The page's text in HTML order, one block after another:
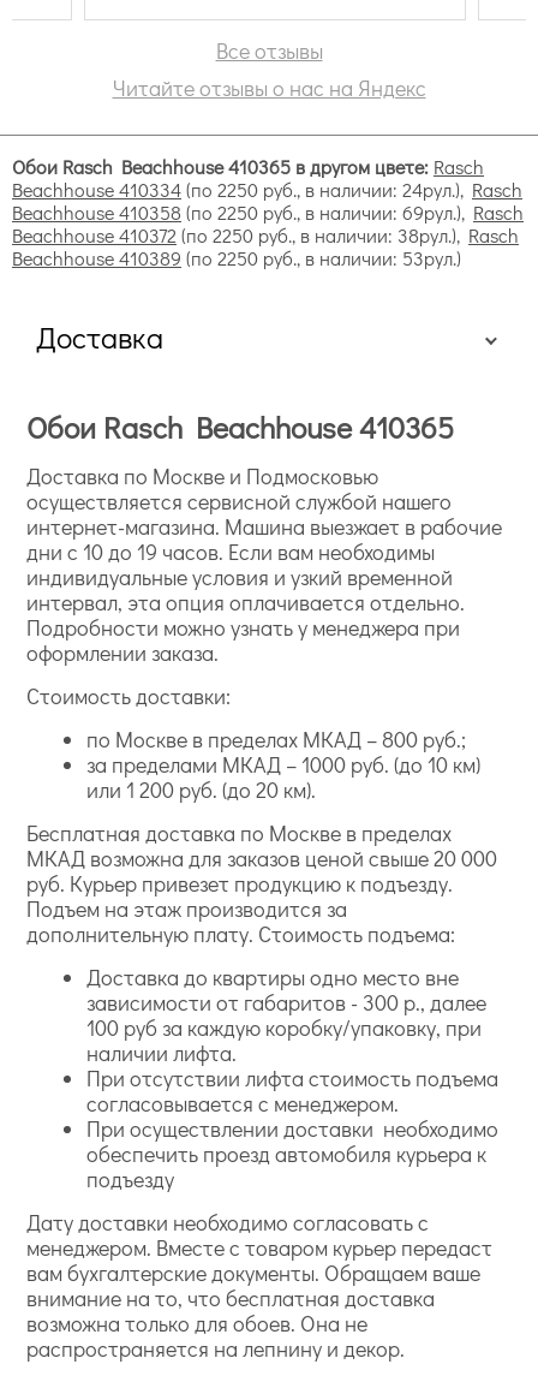
Все отзывы
Читайте отзывы о нас на Яндекс
Обои Rasch Beachhouse 410365 в другом цвете: Rasch
Beachhouse 410334(по 2250 руб., в наличии: 24рул.), Rasch
Beachhouse 410358 (по 2250 руб., в наличии: 69рул.), Rasch
Beachhouse 410372 (по 2250 руб., в наличии: 38рул.), Rasch
Beachhouse 410389 (по 2250 руб., в наличии: 53рул.)
Доставка
Обои Rasch Beachhouse 410365
Доставка по Москве и Подмосковью
осуществляется сервисной службой нашего
интернет-магазина. Машина выезжает в рабочие
дни с 10 до 19 часов. Если вам необходимы
индивидуальные условия и узкий временной
интервал, эта опция оплачивается отдельно.
Подробности можно узнать у менеджера при
оформлении заказа.
Стоимость доставки:
по Москве в пределах МКАД – 800 руб.;
за пределами МКАД – 1000 руб. (до 10 км)
или 1 200 руб. (до 20 км).
Бесплатная доставка по Москве в пределах
МКАД возможна для заказов ценой свыше 20 000
руб. Курьер привезет продукцию к подъезду.
Подъем на этаж производится за
дополнительную плату. Стоимость подъема:
Доставка до квартиры одно место вне
зависимости от габаритов - 300 р., далее
100 руб за каждую коробку/упаковку, при
наличии лифта.
При отсутствии лифта стоимость подъема
согласовывается с менеджером.
При осуществлении доставки необходимо
обеспечить проезд автомобиля курьера к
подъезду
Дату доставки необходимо согласовать с
менеджером. Вместе с товаром курьер передаст
вам бухгалтерские документы. Обращаем ваше
внимание на то, что бесплатная доставка
возможна только для обоев. Она не
распространяется на лепнину и декор.